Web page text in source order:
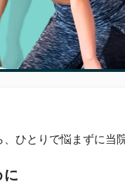
後骨盤矯正を推奨し
状として表れます。
ひとりで悩まずに当